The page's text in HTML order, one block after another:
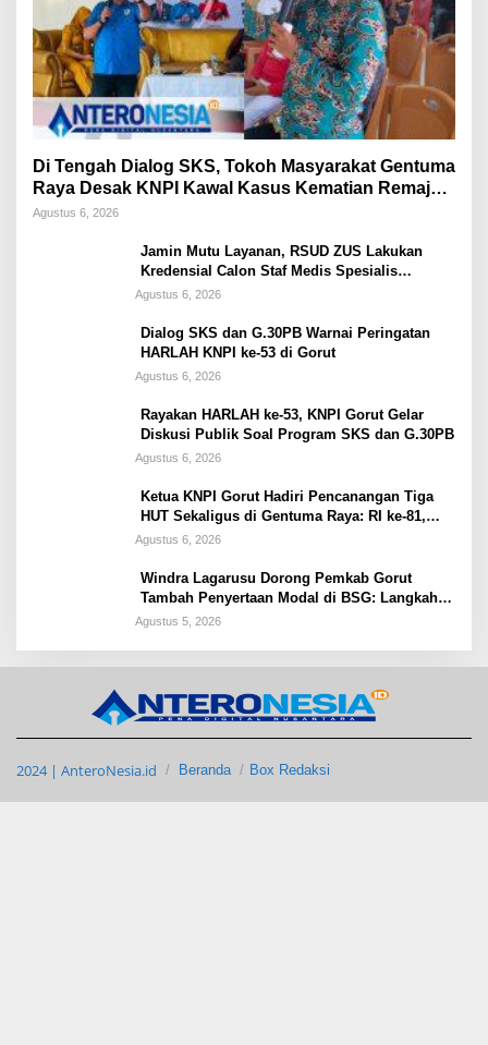
Di Tengah Dialog SKS, Tokoh Masyarakat Gentuma
Raya Desak KNPI Kawal Kasus Kematian Remaja
yang Masih Misteri
Agustus 6, 2026
Jamin Mutu Layanan, RSUD ZUS Lakukan
Kredensial Calon Staf Medis Spesialis
Konservasi Gigi
Agustus 6, 2026
Dialog SKS dan G.30PB Warnai Peringatan
HARLAH KNPI ke-53 di Gorut
Agustus 6, 2026
Rayakan HARLAH ke-53, KNPI Gorut Gelar
Diskusi Publik Soal Program SKS dan G.30PB
Agustus 6, 2026
Ketua KNPI Gorut Hadiri Pencanangan Tiga
HUT Sekaligus di Gentuma Raya: RI ke-81,
Pramuka ke-65, dan Kecamatan ke-17
Agustus 6, 2026
Windra Lagarusu Dorong Pemkab Gorut
Tambah Penyertaan Modal di BSG: Langkah
Strategis Perkuat Fiskal Daerah
Agustus 5, 2026
2024 | AnteroNesia.id Beranda Box Redaksi